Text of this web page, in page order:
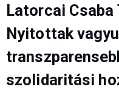
Latorcai Csaba
Nyitottak
szolidaritási